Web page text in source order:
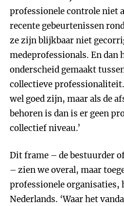
professionele controle niet
recente gebeurtenissen
ze zijn blijkbaar niet
medeprofessionals. En dan
onderscheid gemaakt
collectieve
wel goed zijn, maar als de
behoren is dan is er geen
collectief niveau.’
Dit frame – de bestuurder
– zien we overal, maar
professionele organisaties,
Nederlands. ‘Waar het